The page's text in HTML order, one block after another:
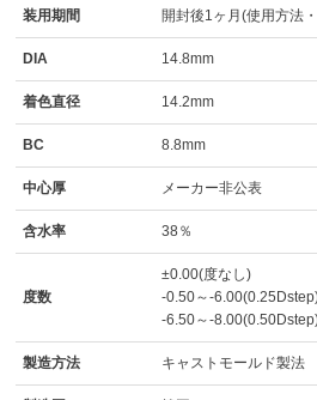
装用期間 開封後1ヶ月(使用方法
DIA 14.8mm
着色直径 14.2mm
BC 8.8mm
中心厚 メーカー非公表
含水率 38％
度数
±0.00(度なし)
-0.50～-
-6.50～-
製造方法 キャストモールド製法